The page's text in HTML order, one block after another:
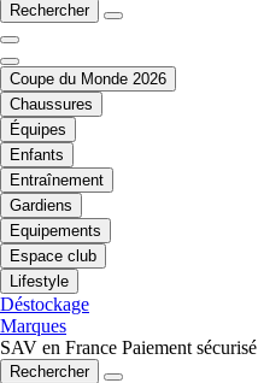
Rechercher
Coupe du Monde 2026
Chaussures
Équipes
Enfants
Entraînement
Gardiens
Equipements
Espace club
Lifestyle
Déstockage
Marques
SAV en France Paiement sécurisé
Rechercher